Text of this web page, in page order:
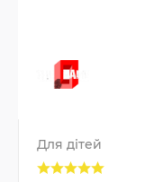
Для дітей